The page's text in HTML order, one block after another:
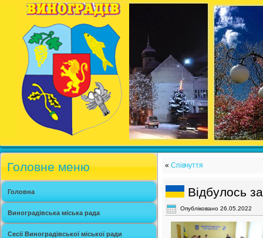
Головне меню
Головна
Виноградівська міська рада
Сесії Виноградівської міської ради
« Співчуття
Відбулось
Опубліковано 26.05.2022